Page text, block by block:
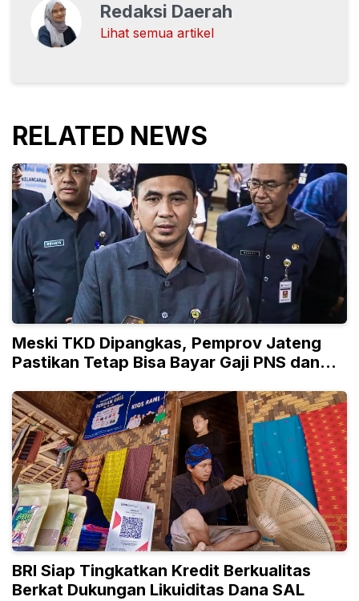
Redaksi Daerah
Lihat semua artikel
RELATED NEWS
Meski TKD Dipangkas, Pemprov Jateng
Pastikan Tetap Bisa Bayar Gaji PNS dan
BRI Siap Tingkatkan Kredit Berkualitas
Berkat Dukungan Likuiditas Dana SAL